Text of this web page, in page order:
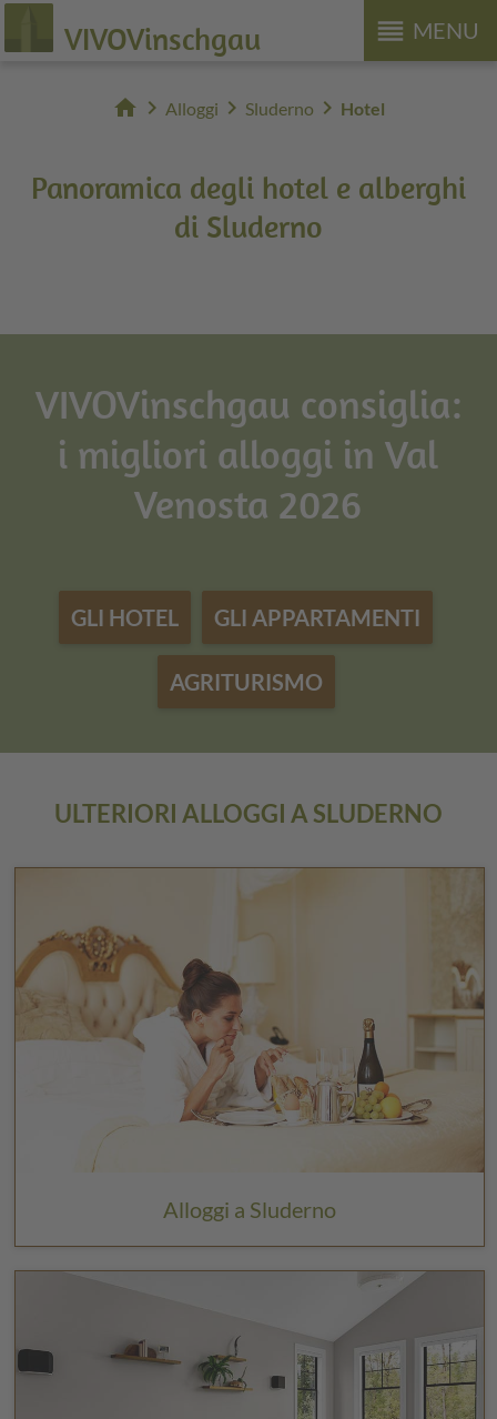
reorder MENU
VIVOVinschgau
home chevron_right Alloggi chevron_right Sluderno chevron_right Hotel
Panoramica degli hotel e alberghi
di Sluderno
VIVOVinschgau consiglia:
i migliori alloggi in Val
Venosta 2026
GLI HOTEL GLI APPARTAMENTI
AGRITURISMO
ULTERIORI ALLOGGI A SLUDERNO
Alloggi a Sluderno